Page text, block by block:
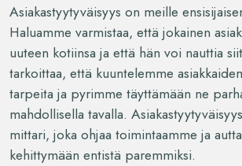
Asiakastyytyväisyys on meille
Haluamme varmistaa, että jokainen
uuteen kotiinsa ja että hän voi nauttia
tarkoittaa, että kuuntelemme
tarpeita ja pyrimme täyttämään ne
mahdollisella tavalla.
mittari, joka ohjaa toimintaamme ja
kehittymään entistä paremmiksi.